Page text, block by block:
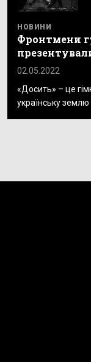
НОВИНИ
Фронтмени
02.05.2022
«Досить» – це
українську землю